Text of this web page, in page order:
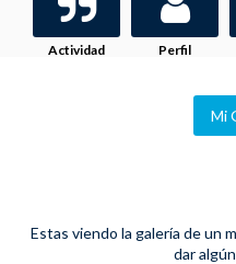
Actividad Perfil
Mi
Estas viendo la galería de un
dar